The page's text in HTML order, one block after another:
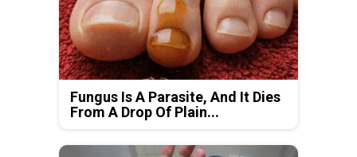
Fungus Is A Parasite, And It Dies
From A Drop Of Plain...